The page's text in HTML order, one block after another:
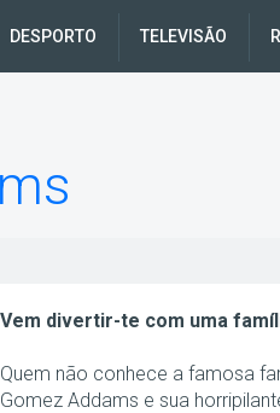
DESPORTO TELEVISÃO
Vem divertir-te com uma
Quem não conhece a famosa
Gomez Addams e sua